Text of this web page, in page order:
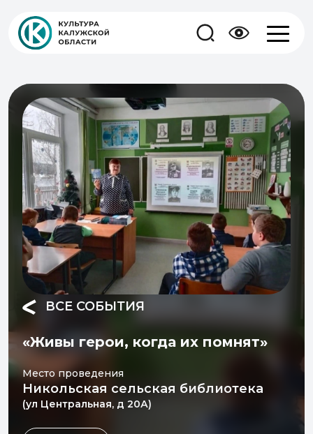
ВСЕ СОБЫТИЯ
«Живы герои, когда их помнят»
Место проведения
Никольская сельская библиотека
(ул Центральная, д 20А)